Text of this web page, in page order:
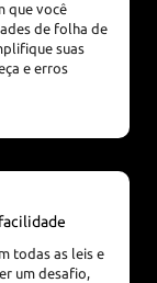
que você
de folha de
suas
e erros
todas as leis e
um desafio,